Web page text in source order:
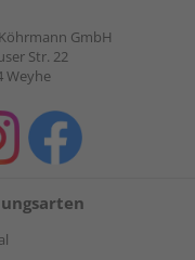
GmbH
Str. 22
Weyhe